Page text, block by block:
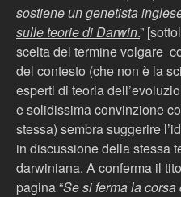
sostiene un genetista
sulle teorie di Darwin.”
scelta del termine volgare
del contesto (che non è la
esperti di teoria
e solidissima convinzione
stessa) sembra suggerire
in discussione della stessa
darwiniana. A conferma il
pagina “Se si ferma la